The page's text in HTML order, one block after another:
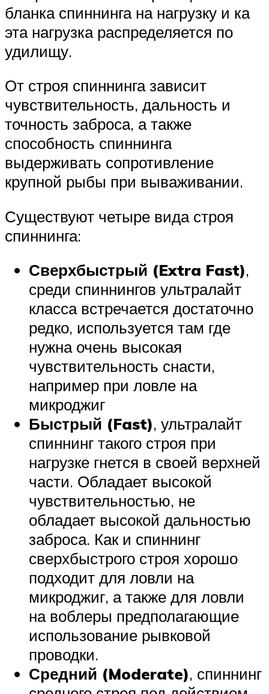
бланка спиннинга на нагрузку и ка
эта нагрузка распределяется по
удилищу.
От строя спиннинга зависит
чувствительность, дальность и
точность заброса, а также
способность спиннинга
выдерживать сопротивление
крупной рыбы при вываживании.
Существуют четыре вида строя
спиннинга:
Сверхбыстрый (Extra Fast),
среди спиннингов ультралайт
класса встречается достаточно
редко, используется там где
нужна очень высокая
чувствительность снасти,
например при ловле на
микроджиг
Быстрый (Fast), ультралайт
спиннинг такого строя при
нагрузке гнется в своей верхней
части. Обладает высокой
чувствительностью, не
обладает высокой дальностью
заброса. Как и спиннинг
сверхбыстрого строя хорошо
подходит для ловли на
микроджиг, а также для ловли
на воблеры предполагающие
использование рывковой
проводки.
Средний (Moderate), спиннинг